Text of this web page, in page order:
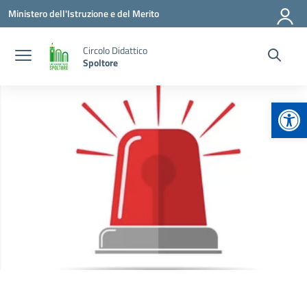
Vai ai contenuti
Vai al menu di navigazione
Vai al footer
Ministero dell'Istruzione e del Merito
Circolo Didattico
Spoltore